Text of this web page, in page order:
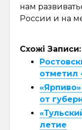
нам
России и на
Схожі Записи:
отметил
от
летие